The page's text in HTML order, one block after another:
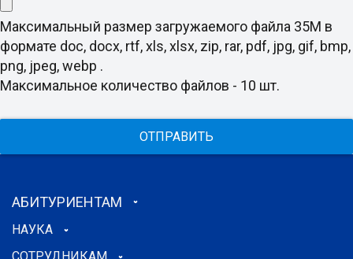
Максимальный размер загружаемого файла 35M в
формате doc, docx, rtf, xls, xlsx, zip, rar, pdf, jpg, gif, bmp,
png, jpeg, webp .
Максимальное количество файлов - 10 шт.
ОТПРАВИТЬ
АБИТУРИЕНТАМ
НАУКА